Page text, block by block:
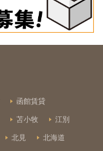
函館賃貸
苫小牧 江別
北見 北海道